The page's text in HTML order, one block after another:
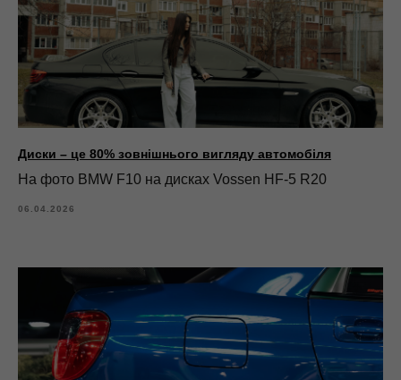
Диски – це 80% зовнішнього вигляду автомобіля
На фото BMW F10 на дисках Vossen HF-5 R20
06.04.2026